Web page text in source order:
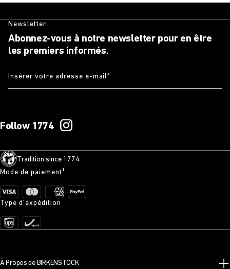
Newsletter
Abonnez-vous à notre newsletter pour en être
les premiers informés.
Insérer votre adresse e-mail*
Follow 1774
Tradition since 1774
Mode de paiement¹
Type d'expédition
À Propos de BIRKENSTOCK